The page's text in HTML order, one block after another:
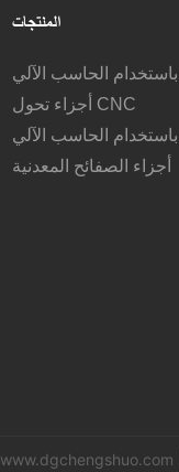
المنتجات
باستخدام الحاسب الآلي
أجزاء تحول CNC
الحاسب الآلي
أجزاء الصفائح المعدنية
www.dgchengshuo.com